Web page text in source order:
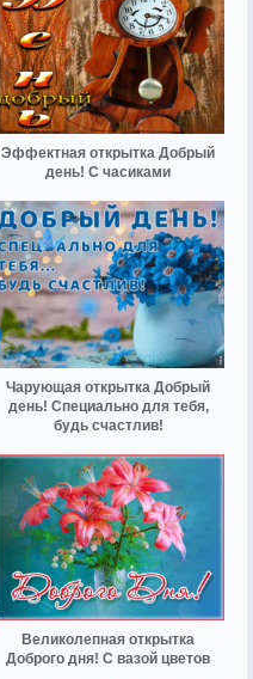
Эффектная открытка Добрый
день! С часиками
Чарующая открытка Добрый
день! Специально для тебя,
будь счастлив!
Великолепная открытка
Доброго дня! С вазой цветов